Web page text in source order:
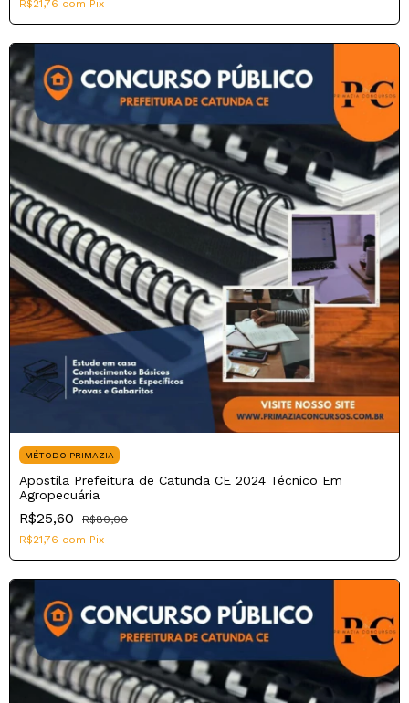
R$21,76 com Pix
MÉTODO PRIMAZIA
Apostila Prefeitura de Catunda CE 2024 Técnico Em
Agropecuária
R$25,60
R$80,00
R$21,76 com Pix